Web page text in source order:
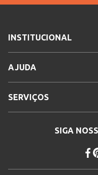
INSTITUCIONAL
AJUDA
SERVIÇOS
SIGA